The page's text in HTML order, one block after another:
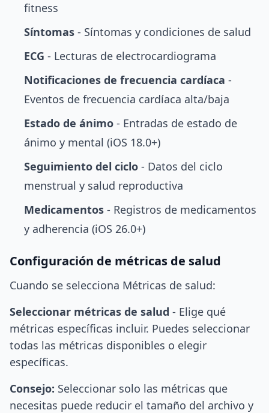
fitness
Síntomas - Síntomas y condiciones de salud
ECG - Lecturas de electrocardiograma
Notificaciones de frecuencia cardíaca -
Eventos de frecuencia cardíaca alta/baja
Estado de ánimo - Entradas de estado de
ánimo y mental (iOS 18.0+)
Seguimiento del ciclo - Datos del ciclo
menstrual y salud reproductiva
Medicamentos - Registros de medicamentos
y adherencia (iOS 26.0+)
Configuración de métricas de salud
Cuando se selecciona Métricas de salud:
Seleccionar métricas de salud - Elige qué
métricas específicas incluir. Puedes seleccionar
todas las métricas disponibles o elegir
específicas.
Consejo: Seleccionar solo las métricas que
necesitas puede reducir el tamaño del archivo y